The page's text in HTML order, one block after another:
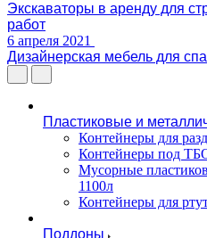
Экскаваторы в аренду для
работ
6 апреля 2021
Дизайнерская мебель для
Пластиковые и
Контейнеры для
Контейнеры под
Мусорные
1100л
Контейнеры для
Поддоны